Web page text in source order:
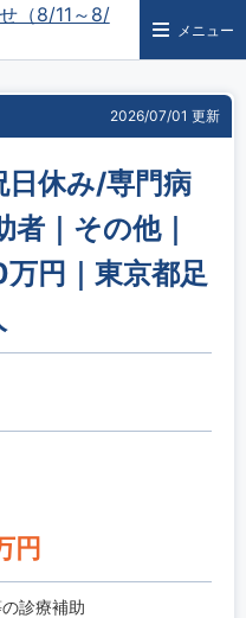
（8/11～8/
メニュー
2026/07/01 更新
休み/専門病
｜その他｜
円｜東京都足
円
診療補助